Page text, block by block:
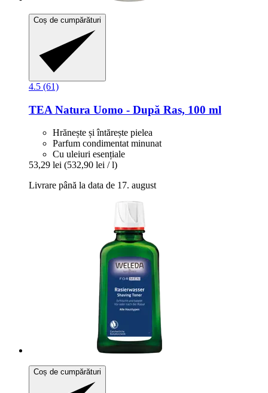
Coș de cumpărături
4.5 (61)
TEA Natura Uomo -​ După Ras, 100 ml
Hrănește și întărește pielea
Parfum condimentat minunat
Cu uleiuri esențiale
53,29 lei (532,90 lei / l)
Livrare până la data de 17. august
Coș de cumpărături